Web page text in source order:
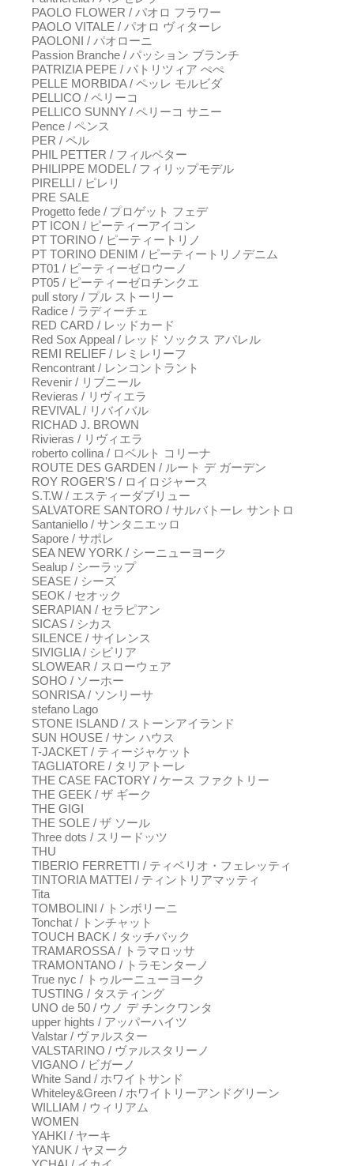
PAOLO FLOWER / パオロ フラワー
PAOLO VITALE / パオロ ヴィターレ
PAOLONI / パオローニ
Passion Branche / パッション ブランチ
PATRIZIA PEPE / パトリツィア ぺぺ
PELLE MORBIDA / ペッレ モルビダ
PELLICO / ペリーコ
PELLICO SUNNY / ペリーコ サニー
Pence / ペンス
PER / ペル
PHIL PETTER / フィルペター
PHILIPPE MODEL / フィリップモデル
PIRELLI / ピレリ
PRE SALE
Progetto fede / プロゲット フェデ
PT ICON / ピーティーアイコン
PT TORINO / ピーティートリノ
PT TORINO DENIM / ピーティートリノデニム
PT01 / ピーティーゼロウーノ
PT05 / ピーティーゼロチンクエ
pull story / プル ストーリー
Radice / ラディーチェ
RED CARD / レッドカード
Red Sox Appeal / レッド ソックス アパレル
REMI RELIEF / レミレリーフ
Rencontrant / レンコントラント
Revenir / リブニール
Revieras / リヴィエラ
REVIVAL / リバイバル
RICHAD J. BROWN
Rivieras / リヴィエラ
roberto collina / ロベルト コリーナ
ROUTE DES GARDEN / ルート デ ガーデン
ROY ROGER'S / ロイロジャース
S.T.W / エスティーダブリュー
SALVATORE SANTORO / サルバトーレ サントロ
Santaniello / サンタニエッロ
Sapore / サポレ
SEA NEW YORK / シーニューヨーク
Sealup / シーラップ
SEASE / シーズ
SEOK / セオック
SERAPIAN / セラピアン
SICAS / シカス
SILENCE / サイレンス
SIVIGLIA / シビリア
SLOWEAR / スローウェア
SOHO / ソーホー
SONRISA / ソンリーサ
stefano Lago
STONE ISLAND / ストーンアイランド
SUN HOUSE / サン ハウス
T-JACKET / ティージャケット
TAGLIATORE / タリアトーレ
THE CASE FACTORY / ケース ファクトリー
THE GEEK / ザ ギーク
THE GIGI
THE SOLE / ザ ソール
Three dots / スリードッツ
THU
TIBERIO FERRETTI / ティベリオ・フェレッティ
TINTORIA MATTEI / ティントリアマッティ
Tita
TOMBOLINI / トンボリーニ
Tonchat / トンチャット
TOUCH BACK / タッチバック
TRAMAROSSA / トラマロッサ
TRAMONTANO / トラモンターノ
True nyc / トゥルーニューヨーク
TUSTING / タスティング
UNO de 50 / ウノ デ チンクワンタ
upper hights / アッパーハイツ
Valstar / ヴァルスター
VALSTARINO / ヴァルスタリーノ
VIGANO / ビガーノ
White Sand / ホワイトサンド
Whiteley&Green / ホワイトリーアンドグリーン
WILLIAM / ウィリアム
WOMEN
YAHKI / ヤーキ
YANUK / ヤヌーク